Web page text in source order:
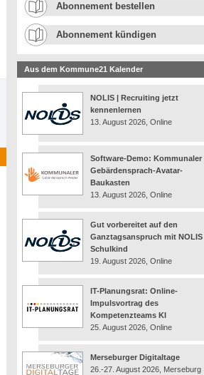
Abonnement bestellen
Abonnement kündigen
Aus dem Kommune21 Kalender
NOLIS | Recruiting jetzt
kennenlernen
13. August 2026, Online
Software-Demo: Kommunaler
Gebärdensprach-Avatar-
Baukasten
13. August 2026, Online
Gut vorbereitet auf den
Ganztagsanspruch mit NOLIS |
Schulkind
19. August 2026, Online
IT-Planungsrat: Online-
Impulsvortrag des
Kompetenzteams KI
25. August 2026, Online
Merseburger Digitaltage
26.-27. August 2026, Merseburg